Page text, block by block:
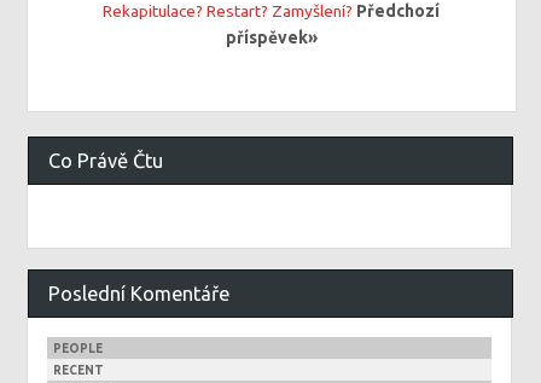
Rekapitulace? Restart? Zamyšlení? Předchozí
příspěvek»
Co Právě Čtu
Poslední Komentáře
PEOPLE
RECENT